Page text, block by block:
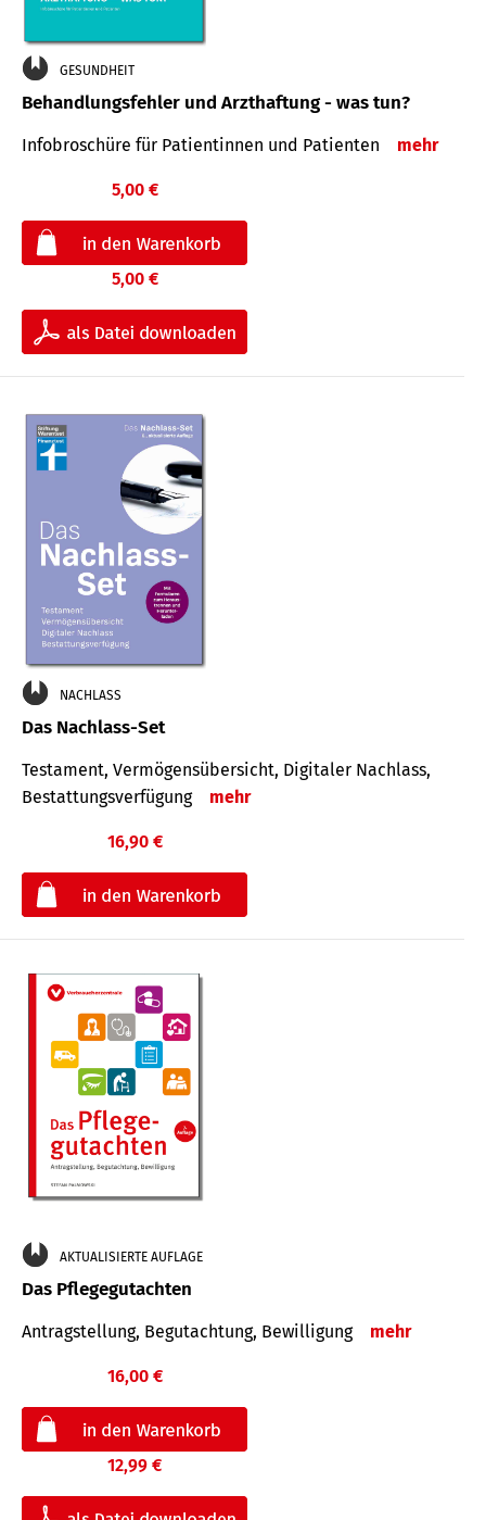
GESUNDHEIT
Behandlungsfehler und Arzthaftung - was tun?
Infobroschüre für Patientinnen und Patienten mehr
5,00 €
5,00 €
NACHLASS
Das Nachlass-Set
Testament, Vermögens­übersicht, Digitaler Nach­lass,
Bestat­tungs­ver­fügung
mehr
16,90 €
AKTUALISIERTE AUFLAGE
Das Pflegegutachten
Antragstellung, Begutachtung, Bewilligung mehr
16,00 €
12,99 €